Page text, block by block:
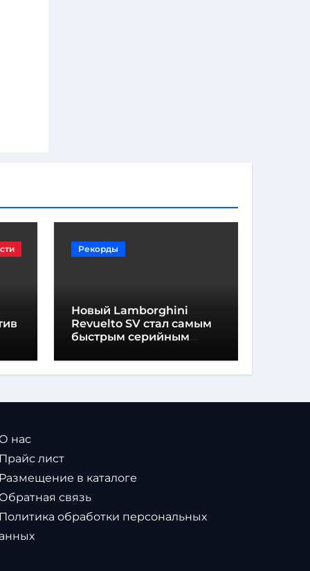
Рекорды
Новый Lamborghini
Revuelto SV стал самым
быстрым серийным
Хоккенхайме
нас
лист
в каталоге
связь
обработки персональных